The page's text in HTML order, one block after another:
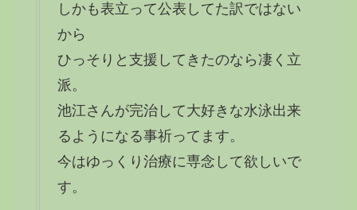
しかも表立って公表してた訳ではない
から
ひっそりと支援してきたのなら凄く立
派。
池江さんが完治して大好きな水泳出来
るようになる事祈ってます。
今はゆっくり治療に専念して欲しいで
す。